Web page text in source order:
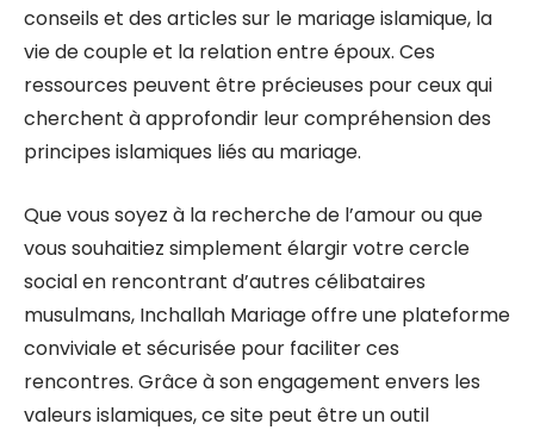
conseils et des articles sur le mariage islamique, la
vie de couple et la relation entre époux. Ces
ressources peuvent être précieuses pour ceux qui
cherchent à approfondir leur compréhension des
principes islamiques liés au mariage.
Que vous soyez à la recherche de l’amour ou que
vous souhaitiez simplement élargir votre cercle
social en rencontrant d’autres célibataires
musulmans, Inchallah Mariage offre une plateforme
conviviale et sécurisée pour faciliter ces
rencontres. Grâce à son engagement envers les
valeurs islamiques, ce site peut être un outil